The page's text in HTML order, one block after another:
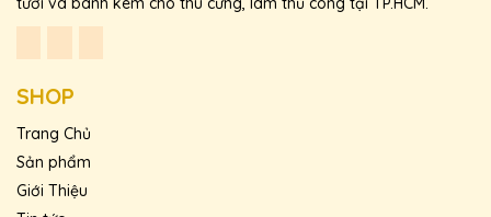
SHOP
Trang Chủ
Sản phẩm
Giới Thiệu